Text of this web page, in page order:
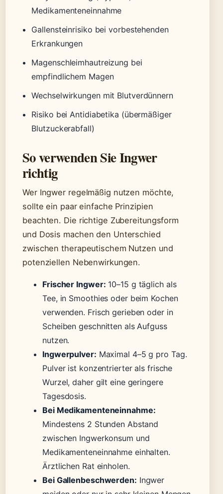
Medikamenteneinnahme
Gallensteinrisiko bei vorbestehenden
Erkrankungen
Magenschleimhautreizung bei
empfindlichem Magen
Wechselwirkungen mit Blutverdünnern
Risiko bei Antidiabetika (übermäßiger
Blutzuckerabfall)
So verwenden Sie Ingwer
richtig
Wer Ingwer regelmäßig nutzen möchte,
sollte ein paar einfache Prinzipien
beachten. Die richtige Zubereitungsform
und Dosis machen den Unterschied
zwischen therapeutischem Nutzen und
potenziellen Nebenwirkungen.
Frischer Ingwer: 10–15 g täglich als
Tee, in Smoothies oder beim Kochen
verwenden. Frisch gerieben oder in
Scheiben geschnitten als Aufguss
nutzen.
Ingwerpulver: Maximal 4–5 g pro Tag.
Pulver ist konzentrierter als frische
Wurzel, daher gilt eine geringere
Tagesdosis.
Bei Medikamenteneinnahme:
Mindestens 2 Stunden Abstand
zwischen Ingwerkonsum und
Medikamenteneinnahme einhalten.
Ärztlichen Rat einholen.
Bei Gallenbeschwerden: Ingwer